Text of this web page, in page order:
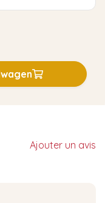
Ajouter un avis